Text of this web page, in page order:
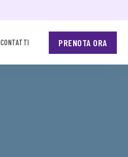
CONTATTI PRENOTA ORA